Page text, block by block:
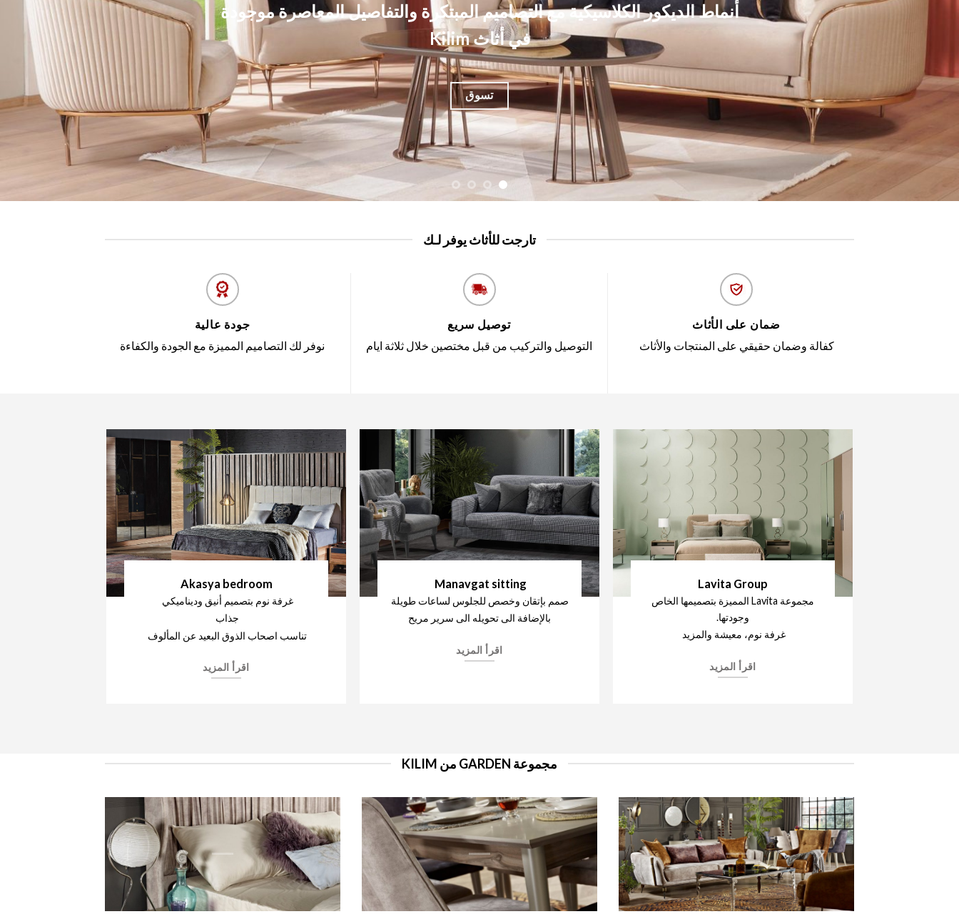
تسوق
تارجت للأثاث يوفر لـك
ضمان على الأثاث
كفالة وضمان حقيقي على المنتجات والأثاث
توصيل سريع
التوصيل والتركيب من قبل مختصين خلال ثلاثة ايام
جودة عالية
نوفر لك التصاميم المميزة مع الجودة والكفاءة
Lavita Group
مجموعة Lavita المميزة بتصميمها الخاص
وجودتها.
غرفة نوم، معيشة والمزيد
اقرأ المزيد
Manavgat sitting
صمم بإتقان وخصص للجلوس لساعات طويلة
بالإضافة الى تحويله الى سرير مريح
اقرأ المزيد
Akasya bedroom
غرفة نوم بتصميم أنيق وديناميكي
جذاب
تناسب اصحاب الذوق البعيد عن المألوف
اقرأ المزيد
مجموعة GARDEN من KILIM